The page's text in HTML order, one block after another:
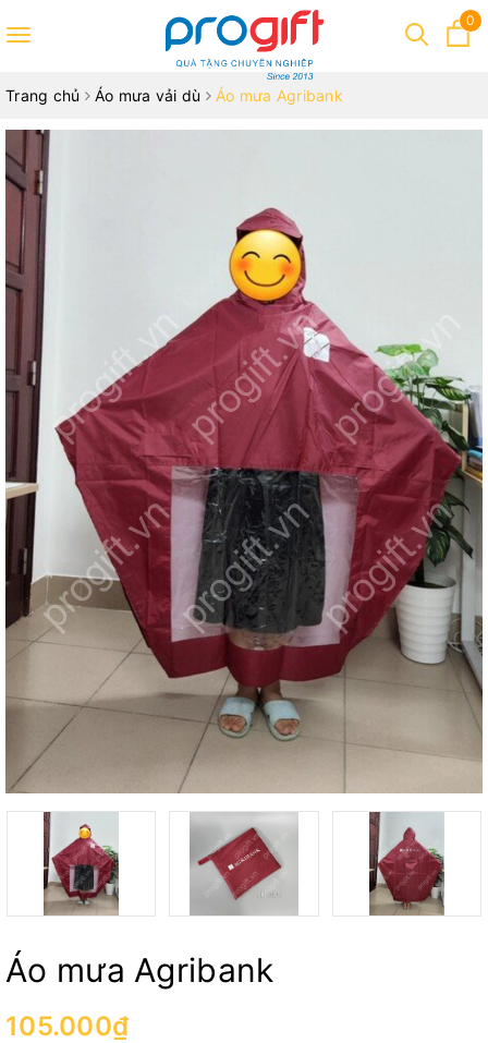
Toggle
0
Trang chủ Áo mưa vải dù Áo mưa Agribank
Áo mưa Agribank
105.000₫